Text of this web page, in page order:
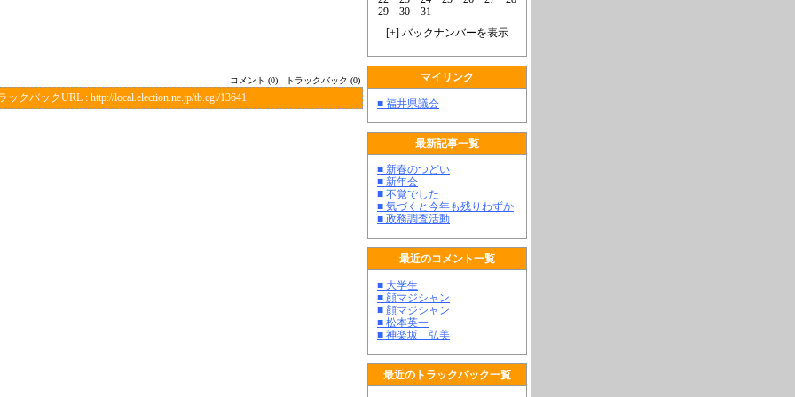
29
30
31
[+] バックナンバーを表示
マイリンク
■ 福井県議会
最新記事一覧
■ 新春のつどい
■ 新年会
■ 不覚でした
■ 気づくと今年も残りわずか
■ 政務調査活動
最近のコメント一覧
■ 大学生
■ 顔マジシャン
■ 顔マジシャン
■ 松本英一
■ 神楽坂 弘美
最近のトラックバック一覧
コメント (0) トラックバック (0)
ックバックURL : http://local.election.ne.jp/tb.cgi/13641